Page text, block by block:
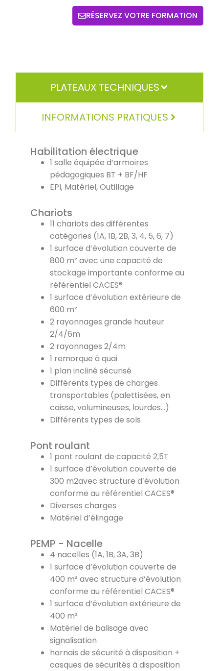
RÉSERVEZ VOTRE FORMATION
PLATEAUX TECHNIQUES
INFORMATIONS PRATIQUES
Habilitation électrique
1 salle équipée d’armoires
pédagogiques BT + BF/HF
EPI, Matériel, Outillage
Chariots
11 chariots des différentes
catégories (1A, 1B, 2B, 3, 4, 5, 6, 7)
1 surface d’évolution couverte de
800 m² avec une capacité de
stockage importante conforme au
référentiel CACES®
1 surface d’évolution extérieure de
600 m²
2 rayonnages grande hauteur
2/4/6m
2 rayonnages 2/4m
1 remorque à quai
1 plan incliné sécurisé
Différents types de charges
transportables (palettisées, en
caisse, volumineuses, lourdes…)
Différents types de sols
Pont roulant
1 pont roulant de capacité 2,5T
1 surface d’évolution couverte de
300 m2avec structure d’évolution
conforme au référentiel CACES®
Diverses charges
Matériel d’élingage
PEMP - Nacelle
4 nacelles (1A, 1B, 3A, 3B)
1 surface d’évolution couverte de
400 m² avec structure d’évolution
conforme au référentiel CACES®
1 surface d’évolution extérieure de
400 m²
Matériel de balisage avec
signalisation
harnais de sécurité à disposition +
casques de sécurités à disposition